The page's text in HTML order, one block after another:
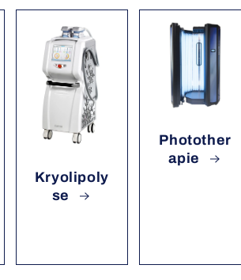
Kryolipoly
se
Photother
apie